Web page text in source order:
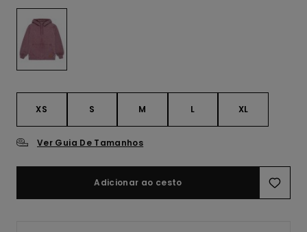
XS S M L XL
Ver Guia De Tamanhos
Adicionar ao cesto